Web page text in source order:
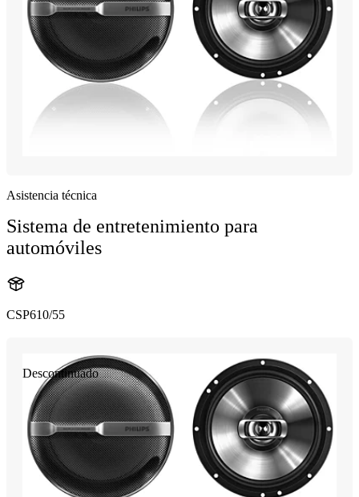
Asistencia técnica
Sistema de entretenimiento para
automóviles
CSP610/55
Descontinuado